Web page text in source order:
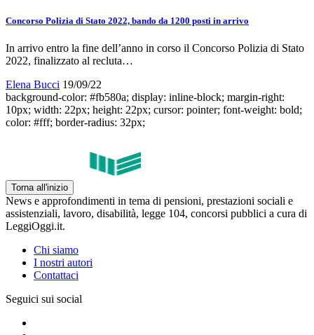
Concorso Polizia di Stato 2022, bando da 1200 posti in arrivo
In arrivo entro la fine dell’anno in corso il Concorso Polizia di Stato
2022, finalizzato al recluta…
Elena Bucci 19/09/22
background-color: #fb580a; display: inline-block; margin-right:
10px; width: 22px; height: 22px; cursor: pointer; font-weight: bold;
color: #fff; border-radius: 32px;
Torna all'inizio
News e approfondimenti in tema di pensioni, prestazioni sociali e
assistenziali, lavoro, disabilità, legge 104, concorsi pubblici a cura di
LeggiOggi.it.
Chi siamo
I nostri autori
Contattaci
Seguici sui social